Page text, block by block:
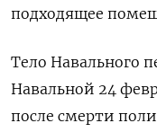
подходящее
Тело Навального
Навальной 24
после смерти